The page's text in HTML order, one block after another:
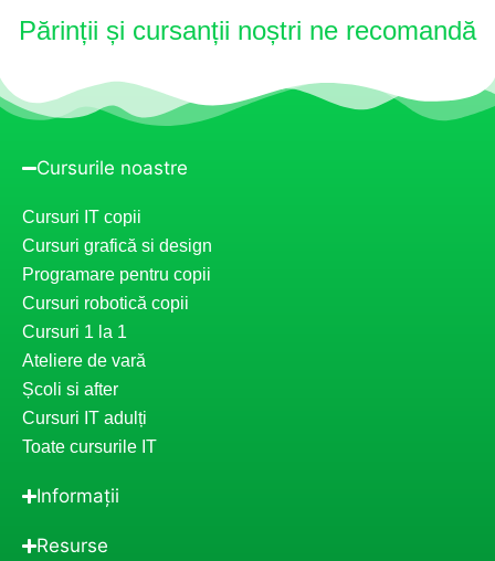
Părinții și cursanții noștri ne recomandă
Cursurile noastre
Cursuri IT copii
Cursuri grafică si design
Programare pentru copii
Cursuri robotică copii
Cursuri 1 la 1
Ateliere de vară
Școli si after
Cursuri IT adulți
Toate cursurile IT
Informații
Resurse